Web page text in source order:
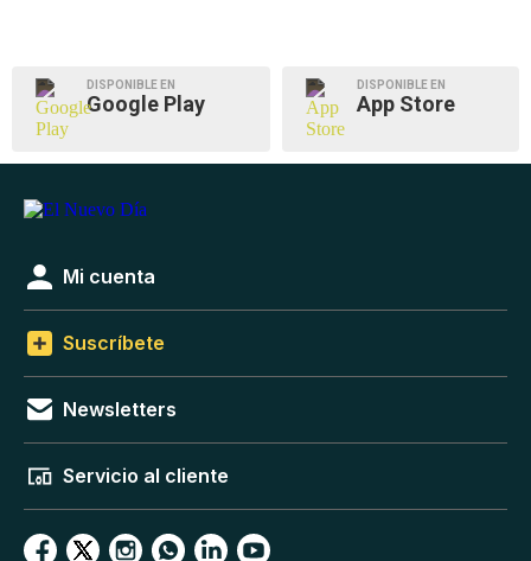
DISPONIBLE EN
Google Play
DISPONIBLE EN
App Store
Mi cuenta
Suscríbete
Newsletters
Servicio al cliente